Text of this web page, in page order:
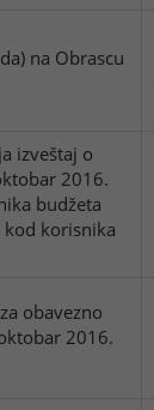
na Obrascu
izveštaj o
2016.
budžeta
kod korisnika
obavezno
2016.